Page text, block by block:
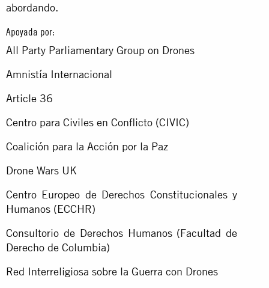
abordando.
Apoyada por:
All Party Parliamentary Group on Drones
Amnistía Internacional
Article 36
Centro para Civiles en Conflicto (CIVIC)
Coalición para la Acción por la Paz
Drone Wars UK
Centro Europeo de Derechos Constitucionales y
Humanos (ECCHR)
Consultorio de Derechos Humanos (Facultad de
Derecho de Columbia)
Red Interreligiosa sobre la Guerra con Drones